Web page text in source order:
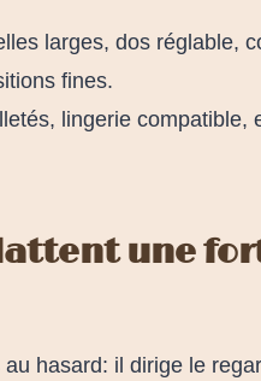
larges, dos réglable,
fines.
lingerie
une
hasard: il dirige le